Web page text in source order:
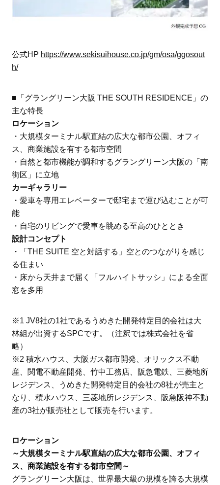
公式HP https://www.sekisuihouse.co.jp/gm/osa/ggosout
h/
■「グラングリーン大阪 THE SOUTH RESIDENCE」の
主な特長
ロケーション
・大規模ターミナル駅直結の広大な都市公園、オフィ
ス、商業施設を有する都市空間
・自然と都市機能が調和するグラングリーン大阪の「南
街区」に立地
カーギャラリー
・愛車を専用エレベーターで邸宅まで運び込むことが可
能
・自宅のリビングで愛車を眺める至高のひととき
設計コンセプト
・「THE SUITE 空と対話する」空とのつながりを感じ
る住まい
・床から天井まで届く「フルハイトサッシ」による全面
窓を多用
※1 JV8社の1社であるうめきた開発特定目的会社は大
林組が出資するSPCです。（注釈では株式会社を省
略）
※2 積水ハウス、大阪ガス都市開発、オリックス不動
産、関電不動産開発、竹中工務店、阪急電鉄、三菱地所
レジデンス、うめきた開発特定目的会社の8社が売主と
なり、積水ハウス、三菱地所レジデンス、阪急阪神不動
産の3社が販売社として販売を行います。
ロケーション
～大規模ターミナル駅直結の広大な都市公園、オフィ
ス、商業施設を有する都市空間～
グラングリーン大阪は、世界最大級の規模を誇る大規模